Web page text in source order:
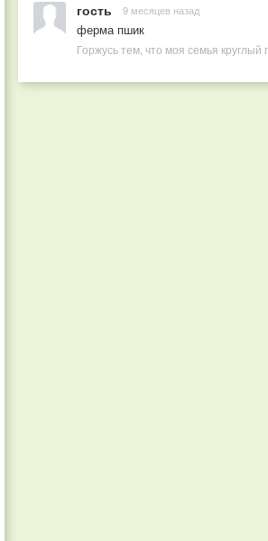
гость 9 месяцев назад
ферма пшик